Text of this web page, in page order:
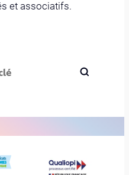
et associatifs.